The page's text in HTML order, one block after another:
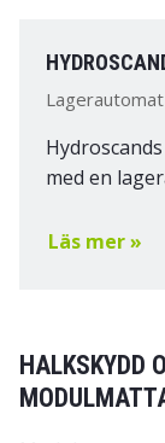
Lagerautomat
med en
Läs mer »
HALKSKYDD